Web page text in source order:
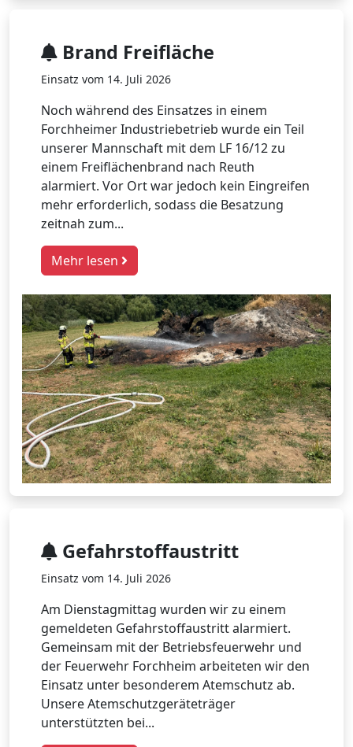
Brand Freifläche
Einsatz vom 14. Juli 2026
Noch während des Einsatzes in einem
Forchheimer Industriebetrieb wurde ein Teil
unserer Mannschaft mit dem LF 16/12 zu
einem Freiflächenbrand nach Reuth
alarmiert. Vor Ort war jedoch kein Eingreifen
mehr erforderlich, sodass die Besatzung
zeitnah zum...
Mehr lesen
Gefahrstoffaustritt
Einsatz vom 14. Juli 2026
Am Dienstagmittag wurden wir zu einem
gemeldeten Gefahrstoffaustritt alarmiert.
Gemeinsam mit der Betriebsfeuerwehr und
der Feuerwehr Forchheim arbeiteten wir den
Einsatz unter besonderem Atemschutz ab.
Unsere Atemschutzgeräteträger
unterstützten bei...